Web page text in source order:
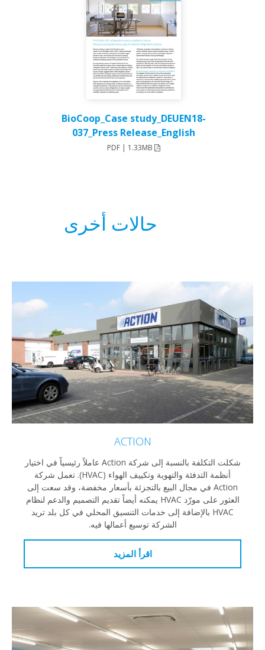
BioCoop_Case study_DEUEN18-
037_Press Release_English
حالات أخرى
ACTION
شكلت التكلفة بالنسبة إلى شركة Action عاملاً رئيسياً في اختيار
أنظمة التدفئة والتهوية وتكييف الهواء (HVAC). تعمل شركة
Action في مجال البيع بالتجزئة بأسعار مخفضة، وقد سعت إلى
العثور على مورّد HVAC يمكنه أيضاً تقديم التصميم والدعم لنظام
HVAC بالإضافة إلى خدمات التنسيق المحلي في كل بلد تريد
الشركة توسيع أعمالها فيه.
اقرأ المزيد